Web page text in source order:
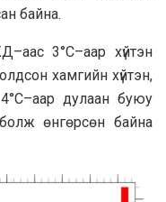
байна.
3°С–аар хүйтэн
хамгийн хүйтэн,
дулаан буюу
өнгөрсөн байна